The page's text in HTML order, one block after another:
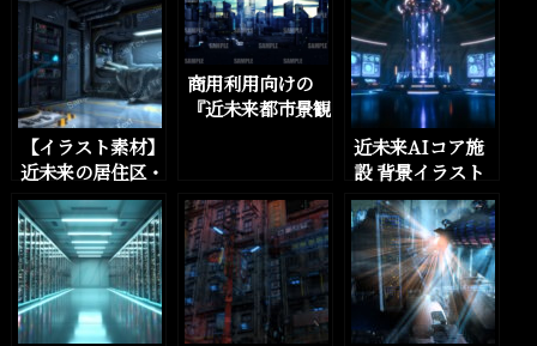
【イラスト素材】
近未来の居住区・
ベッドルーム・マ
イルームを数点追
加しました
商用利用向けの
『近未来都市景観
近未来AIコア施
設 背景イラスト
集｜監視映像差分
付き・全12種（4
K）をBOOTHに
追加しました。